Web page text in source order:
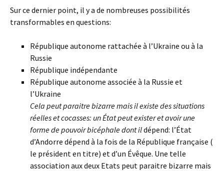
Sur ce dernier point, il y a de nombreuses possibilités
transformables en questions:
République autonome rattachée à l’Ukraine ou à la
Russie
République indépendante
République autonome associée à la Russie et
l’Ukraine
Cela peut paraitre bizarre mais il existe des situations
réelles et cocasses: un État peut exister et avoir une
forme de pouvoir bicéphale dont ildépend: l’État
d’Andorre dépend à la fois de la République française (
le président en titre) et d’un Évêque. Une telle
association aux deux Etats peut paraitre bizarre mais